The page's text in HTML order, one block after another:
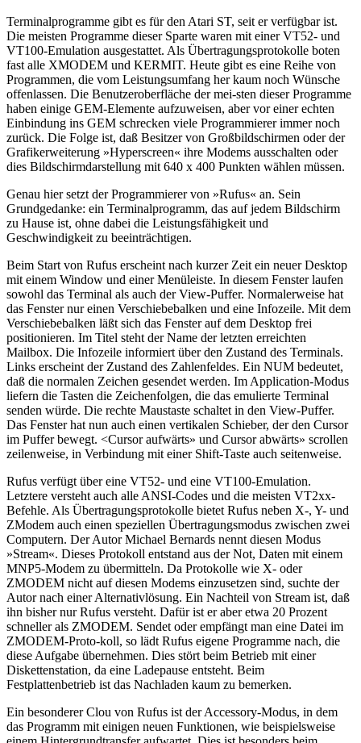
Terminalprogramme gibt es für den Atari ST, seit er verfügbar ist.
Die meisten Programme dieser Sparte waren mit einer VT52- und
VT100-Emulation ausgestattet. Als Übertragungsprotokolle boten
fast alle XMODEM und KERMIT. Heute gibt es eine Reihe von
Programmen, die vom Leistungsumfang her kaum noch Wünsche
offenlassen. Die Benutzeroberfläche der mei-sten dieser Programme
haben einige GEM-Elemente aufzuweisen, aber vor einer echten
Einbindung ins GEM schrecken viele Programmierer immer noch
zurück. Die Folge ist, daß Besitzer von Großbildschirmen oder der
Grafikerweiterung »Hyperscreen« ihre Modems ausschalten oder
dies Bildschirmdarstellung mit 640 x 400 Punkten wählen müssen.
Genau hier setzt der Programmierer von »Rufus« an. Sein
Grundgedanke: ein Terminalprogramm, das auf jedem Bildschirm
zu Hause ist, ohne dabei die Leistungsfähigkeit und
Geschwindigkeit zu beeinträchtigen.
Beim Start von Rufus erscheint nach kurzer Zeit ein neuer Desktop
mit einem Window und einer Menüleiste. In diesem Fenster laufen
sowohl das Terminal als auch der View-Puffer. Normalerweise hat
das Fenster nur einen Verschiebebalken und eine Infozeile. Mit dem
Verschiebebalken läßt sich das Fenster auf dem Desktop frei
positionieren. Im Titel steht der Name der letzten erreichten
Mailbox. Die Infozeile informiert über den Zustand des Terminals.
Links erscheint der Zustand des Zahlenfeldes. Ein NUM bedeutet,
daß die normalen Zeichen gesendet werden. Im Application-Modus
liefern die Tasten die Zeichenfolgen, die das emulierte Terminal
senden würde. Die rechte Maustaste schaltet in den View-Puffer.
Das Fenster hat nun auch einen vertikalen Schieber, der den Cursor
im Puffer bewegt. <Cursor aufwärts» und Cursor abwärts» scrollen
zeilenweise, in Verbindung mit einer Shift-Taste auch seitenweise.
Rufus verfügt über eine VT52- und eine VT100-Emulation.
Letztere versteht auch alle ANSI-Codes und die meisten VT2xx-
Befehle. Als Übertragungsprotokolle bietet Rufus neben X-, Y- und
ZModem auch einen speziellen Übertragungsmodus zwischen zwei
Computern. Der Autor Michael Bernards nennt diesen Modus
»Stream«. Dieses Protokoll entstand aus der Not, Daten mit einem
MNP5-Modem zu übermitteln. Da Protokolle wie X- oder
ZMODEM nicht auf diesen Modems einzusetzen sind, suchte der
Autor nach einer Alternativlösung. Ein Nachteil von Stream ist, daß
ihn bisher nur Rufus versteht. Dafür ist er aber etwa 20 Prozent
schneller als ZMODEM. Sendet oder empfängt man eine Datei im
ZMODEM-Proto-koll, so lädt Rufus eigene Programme nach, die
diese Aufgabe übernehmen. Dies stört beim Betrieb mit einer
Diskettenstation, da eine Ladepause entsteht. Beim
Festplattenbetrieb ist das Nachladen kaum zu bemerken.
Ein besonderer Clou von Rufus ist der Accessory-Modus, in dem
das Programm mit einigen neuen Funktionen, wie beispielsweise